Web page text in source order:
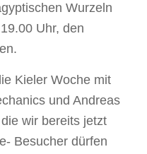
Wurzeln
Uhr, den
Kieler Woche mit
und Andreas
wir bereits jetzt
Besucher dürfen